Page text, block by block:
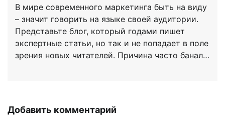
В мире современного маркетинга быть на виду
– значит говорить на языке своей аудитории.
Представьте блог, который годами пишет
экспертные статьи, но так и не попадает в поле
зрения новых читателей. Причина часто банал…
Добавить комментарий